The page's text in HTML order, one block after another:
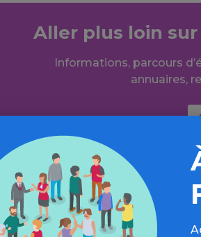
Aller plus loin
Informations, parcours
annuaires,